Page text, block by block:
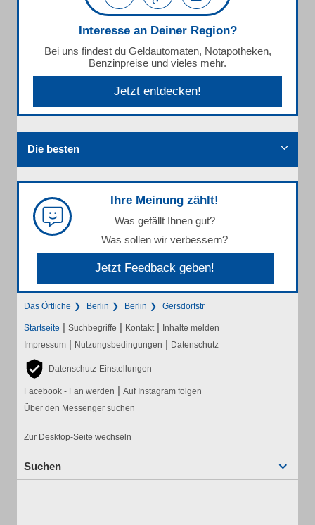
Interesse an Deiner Region?
Bei uns findest du Geldautomaten, Notapotheken,
Benzinpreise und vieles mehr.
Jetzt entdecken!
Die besten
Ihre Meinung zählt!
Was gefällt Ihnen gut?
Was sollen wir verbessern?
Jetzt Feedback geben!
Das Örtliche Berlin Berlin Gersdorfstr
Startseite | Suchbegriffe | Kontakt | Inhalte melden
Impressum | Nutzungsbedingungen | Datenschutz
Datenschutz-Einstellungen
Facebook - Fan werden | Auf Instagram folgen
Über den Messenger suchen
Zur Desktop-Seite wechseln
Suchen